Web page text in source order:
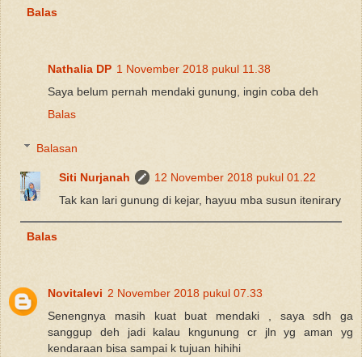
Balas
Nathalia DP 1 November 2018 pukul 11.38
Saya belum pernah mendaki gunung, ingin coba deh
Balas
Balasan
Siti Nurjanah
12 November 2018 pukul 01.22
Tak kan lari gunung di kejar, hayuu mba susun itenirary
Balas
Novitalevi 2 November 2018 pukul 07.33
Senengnya masih kuat buat mendaki , saya sdh ga
sanggup deh jadi kalau kngunung cr jln yg aman yg
kendaraan bisa sampai k tujuan hihihi